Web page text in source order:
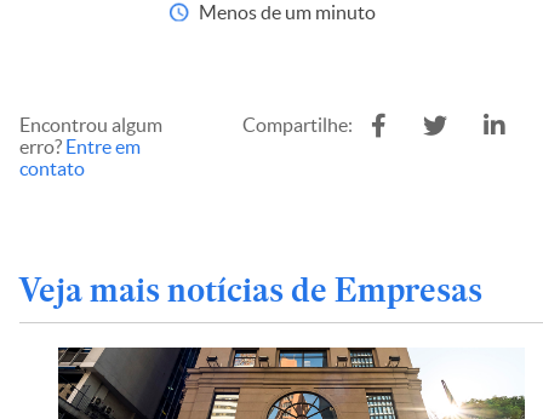
Menos de um minuto
Encontrou algum
erro? Entre em
contato
Compartilhe:
Veja mais notícias de Empresas